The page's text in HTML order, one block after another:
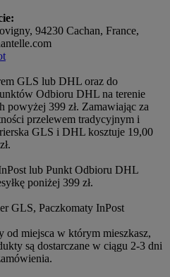
94230 Cachan, France,
GLS lub DHL oraz do
Odbioru DHL na terenie
powyżej 399 zł. Zamawiając za
przelewem tradycyjnym i
GLS i DHL kosztuje 19,00
lub Punkt Odbioru DHL
poniżej 399 zł.
od miejsca w którym mieszkasz,
są dostarczane w ciągu 2-3 dni